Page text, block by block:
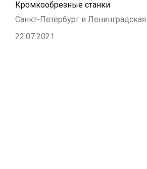
Кромкообрезные станки
Санкт-Петербург и Ленинградская
22.07.2021